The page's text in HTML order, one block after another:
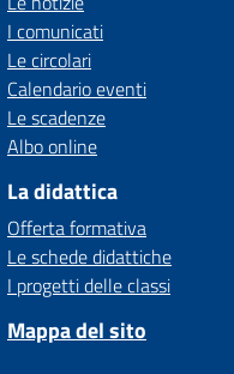
I comunicati
Le circolari
Calendario eventi
Le scadenze
Albo online
La didattica
Offerta formativa
Le schede didattiche
I progetti delle classi
Mappa del sito